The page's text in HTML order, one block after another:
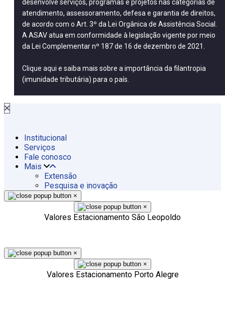
desenvolve serviços, programas e projetos nas categorias de
atendimento, assessoramento, defesa e garantia de direitos,
de acordo com o Art. 3º da Lei Orgânica de Assistência Social.
A ASAV atua em conformidade à legislação vigente por meio
da Lei Complementar nº 187 de 16 de dezembro de 2021.
Clique aqui e saiba mais sobre a importância da filantropia
(imunidade tributária) para o país.
Institucional
Serviços
Fale conosco
Mais
Extensão
Pesquisa e inovação
×
×
Valores Estacionamento São Leopoldo
×
×
Valores Estacionamento Porto Alegre